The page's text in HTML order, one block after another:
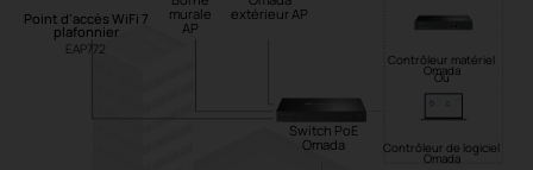
Point d'accès WiFi 7
plafonnier
EAP772
murale
AP
extérieur AP
Switch PoE
Omada
Contrôleur matériel
Omada
Ou
Contrôleur de logiciel
Omada